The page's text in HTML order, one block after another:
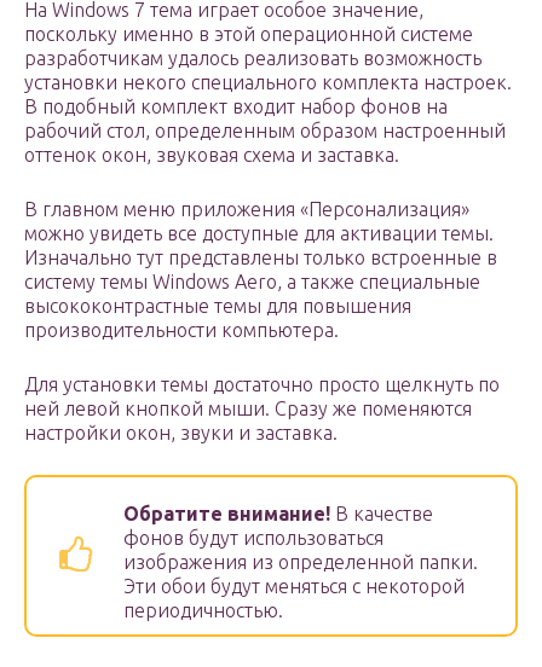
На Windows 7 тема играет особое значение,
поскольку именно в этой операционной системе
разработчикам удалось реализовать возможность
установки некого специального комплекта настроек.
В подобный комплект входит набор фонов на
рабочий стол, определенным образом настроенный
оттенок окон, звуковая схема и заставка.
В главном меню приложения «Персонализация»
можно увидеть все доступные для активации темы.
Изначально тут представлены только встроенные в
систему темы Windows Aero, а также специальные
высококонтрастные темы для повышения
производительности компьютера.
Для установки темы достаточно просто щелкнуть по
ней левой кнопкой мыши. Сразу же поменяются
настройки окон, звуки и заставка.
Обратите внимание! В качестве
фонов будут использоваться
изображения из определенной папки.
Эти обои будут меняться с некоторой
периодичностью.